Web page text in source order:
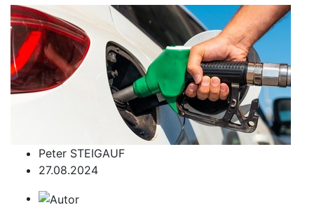
Peter STEIGAUF
27.08.2024